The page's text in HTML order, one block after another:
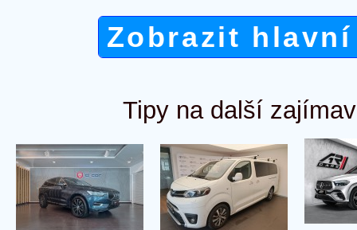
Zobrazit
Tipy na další